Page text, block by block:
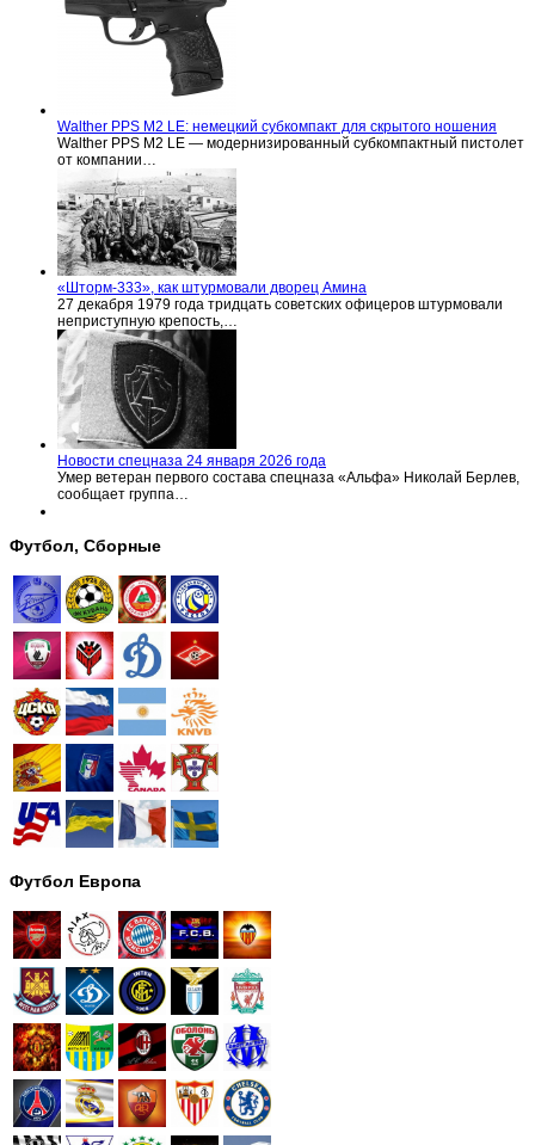
Walther PPS M2 LE: немецкий субкомпакт для скрытого ношения
Walther PPS M2 LE — модернизированный субкомпактный пистолет
от компании…
«Шторм-333», как штурмовали дворец Амина
27 декабря 1979 года тридцать советских офицеров штурмовали
неприступную крепость,…
Новости спецназа 24 января 2026 года
Умер ветеран первого состава спецназа «Альфа» Николай Берлев,
сообщает группа…
Футбол, Сборные
Футбол Европа